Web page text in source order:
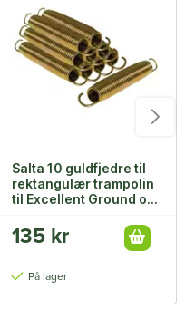
Salta 10 guldfjedre til
rektangulær trampolin
til Excellent Ground og
135 kr
På lager